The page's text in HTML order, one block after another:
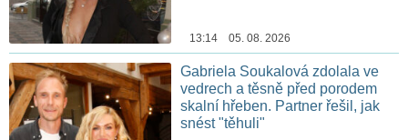
13:14 05. 08. 2026
Gabriela Soukalová zdolala ve
vedrech a těsně před porodem
skalní hřeben. Partner řešil, jak
snést "těhuli"